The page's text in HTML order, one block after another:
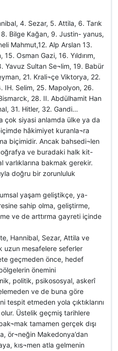
4. Sezar, 5. Attila, 6. Tarık
Bilge Kağan, 9. Justin- yanus,
Mahmut,12. Alp Arslan 13.
15. Osman Gazi, 16. Yıldırım,
Yavuz Sultan Se¬lim, 19. Babür
21. Krali¬çe Viktorya, 22.
IH. Selim, 25. Mapolyon, 26.
28. II. Abdülhamit Han
31. Hitler, 32. Gandi…
çok siyasi anlamda ülke ya da
hâkimiyet kuranla¬ra
biçimidir. Ancak bahsedi¬len
ve buradaki halk kit-
varlıklarına bakmak gerekir.
doğru bir zorunluluk
yaşam geliştikçe, ya-
sahip olma, geliştirme,
ve de arttırma gayreti içinde
Hannibal, Sezar, Attila ve
uzun mesafelere seferler
geçmeden önce, hedef
önemini
politik, psikososyal, askerî
ve de buna göre
tespit etmeden yola çıktıklarını
Üstelik geçmiş tarihlere
tamamen gerçek dışı
ör¬neğin Makedonya’dan
kıs¬men atla gelmenin